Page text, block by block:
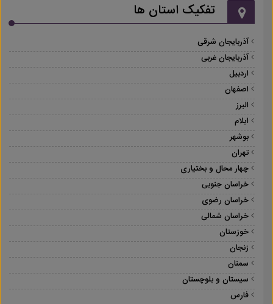
تفکیک استان ها
آذربایجان شرقی
آذربایجان غربی
اردبیل
اصفهان
البرز
ایلام
بوشهر
تهران
چهار محال و بختیاری
خراسان جنوبی
خراسان رضوی
خراسان شمالی
خوزستان
زنجان
سمنان
سیستان و بلوچستان
فارس